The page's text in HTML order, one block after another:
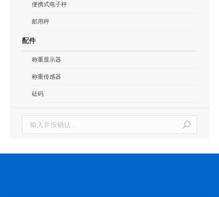
便携式电子秤
邮用秤
配件
称重显示器
称重传感器
砝码
索：